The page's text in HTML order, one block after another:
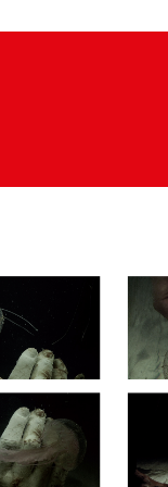
allo
compresi
efficace, pertanto,
danneggiato, non
Merz dal Cliente.
se accertati il